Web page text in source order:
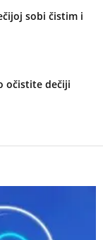
sobi čistim i
očistite dečiji